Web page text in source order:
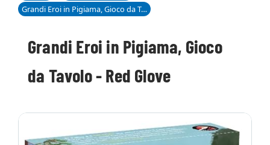
Grandi Eroi in Pigiama, Gioco da Tavolo - Red Glove
Grandi Eroi in Pigiama, Gioco
da Tavolo - Red Glove